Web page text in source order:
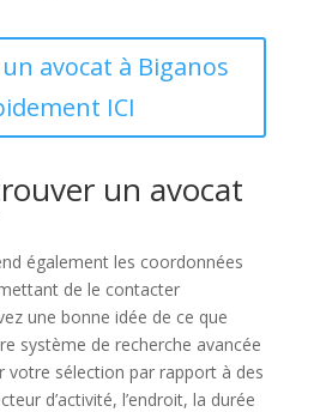
avocat à Biganos
ICI
un avocat
également les coordonnées
de le contacter
une bonne idée de ce que
système de recherche avancée
votre sélection par rapport à des
d’activité, l’endroit, la durée